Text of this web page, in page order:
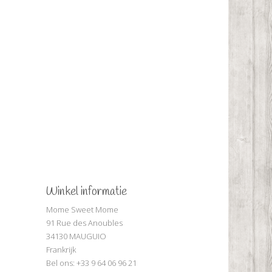
Winkel informatie
Mome Sweet Mome
91 Rue des Anoubles
34130 MAUGUIO
Frankrijk
Bel ons: +33 9 64 06 96 21